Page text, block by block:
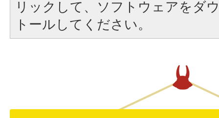
リックして、ソフトウェアをダ
トールしてください。